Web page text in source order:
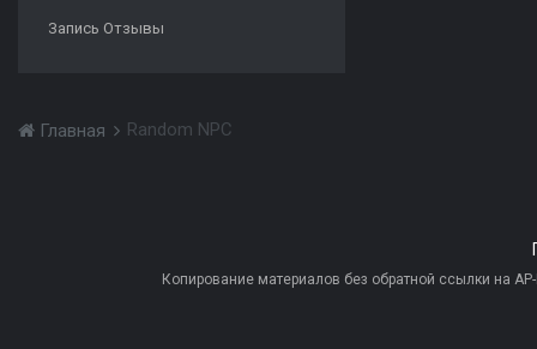
Запись Отзывы
Главная Random NPC
Копирование материалов без обратной ссылки на